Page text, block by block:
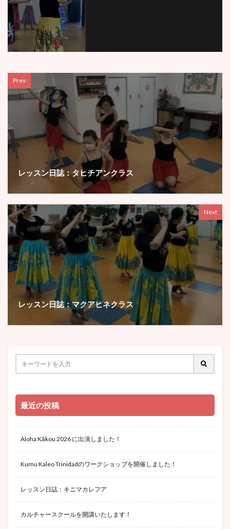
Prev
レッスン日誌：タヒチアンクラス
Next
レッスン日誌：マクアヒネクラス
最近の投稿
Aloha Kākou 2026 に出演しました！
Kumu Kaleo Trinidadのワークショップを開催しました！
レッスン日誌：キニマカレフア
カルチャースクールを開講いたします！